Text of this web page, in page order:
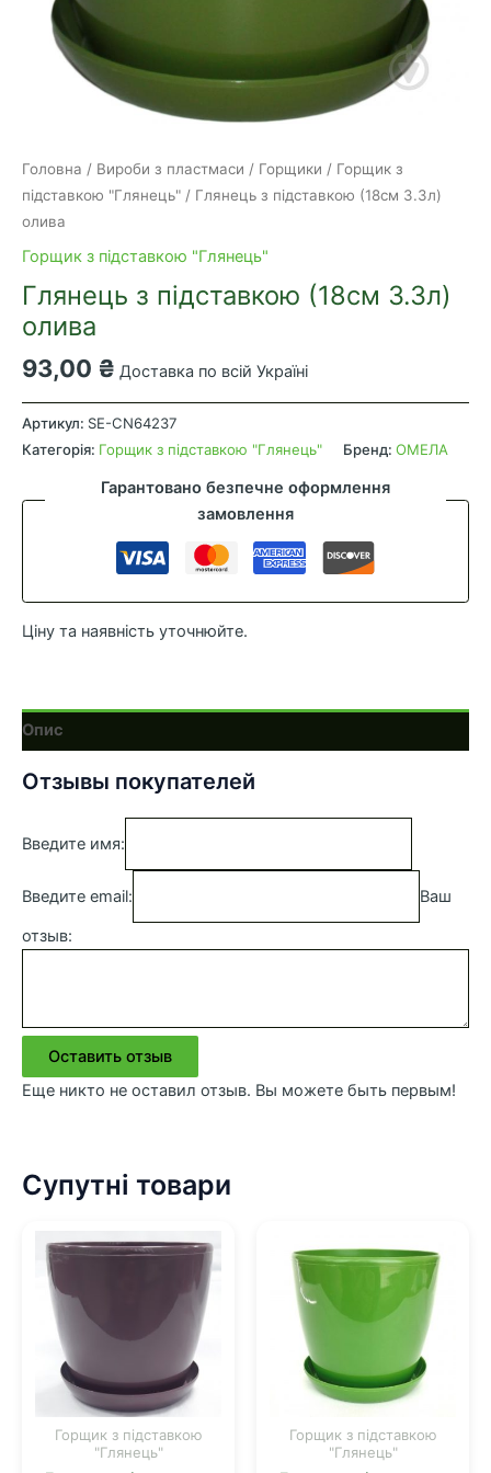
Головна / Вироби з пластмаси / Горщики / Горщик з
підставкою "Глянець" / Глянець з підставкою (18см 3.3л)
олива
Горщик з підставкою "Глянець"
Глянець з підставкою (18см 3.3л)
олива
93,00 ₴ Доставка по всій Україні
Глянець
з
підставкою
3.3л)
Артикул: SE-CN64237
Категорія: Горщик з підставкою "Глянець" Бренд: ОМЕЛА
Гарантовано безпечне оформлення
замовлення
Ціну та наявність уточнюйте.
Опис
Отзывы покупателей
Введите имя:
Введите email:
Ваш
отзыв:
Оставить отзыв
Еще никто не оставил отзыв. Вы можете быть первым!
Супутні товари
Горщик з підставкою
"Глянець"
Горщик з підставкою
"Глянець"